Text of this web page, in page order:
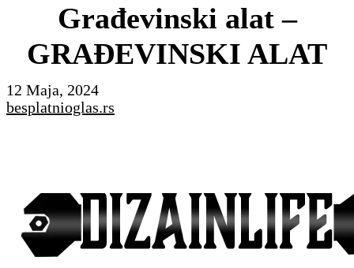
Građevinski alat –
GRAĐEVINSKI ALAT
12 Maja, 2024
besplatnioglas.rs